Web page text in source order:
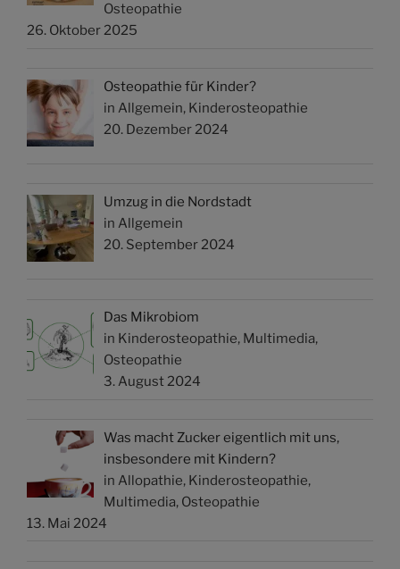
Osteopathie
26. Oktober 2025
Osteopathie für Kinder?
in Allgemein, Kinderosteopathie
20. Dezember 2024
Umzug in die Nordstadt
in Allgemein
20. September 2024
Das Mikrobiom
in Kinderosteopathie, Multimedia,
Osteopathie
3. August 2024
Was macht Zucker eigentlich mit uns,
insbesondere mit Kindern?
in Allopathie, Kinderosteopathie,
Multimedia, Osteopathie
13. Mai 2024